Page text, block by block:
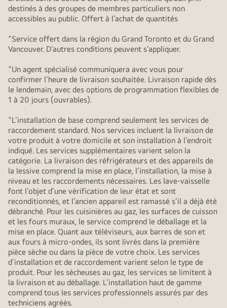
destinés à des groupes de membres particuliers non
accessibles au public. Offert à l’achat de quantités
+Service offert dans la région du Grand Toronto et du Grand
Vancouver. D’autres conditions peuvent s’appliquer.
+Un agent spécialisé communiquera avec vous pour
confirmer l’heure de livraison souhaitée. Livraison rapide dès
le lendemain, avec des options de programmation flexibles de
1 à 20 jours (ouvrables).
+L’installation de base comprend seulement les services de
raccordement standard. Nos services incluent la livraison de
votre produit à votre domicile et son installation à l’endroit
indiqué. Les services supplémentaires varient selon la
catégorie. La livraison des réfrigérateurs et des appareils de
la lessive comprend la mise en place, l’installation, la mise à
niveau et les raccordements nécessaires. Les lave-vaisselle
font l’objet d’une vérification de leur état et sont
reconditionnés, et l’ancien appareil est ramassé s’il a déjà été
débranché. Pour les cuisinières au gaz, les surfaces de cuisson
et les fours muraux, le service comprend le déballage et la
mise en place. Quant aux téléviseurs, aux barres de son et
aux fours à micro-ondes, ils sont livrés dans la première
pièce sèche ou dans la pièce de votre choix. Les services
d’installation et de raccordement varient selon le type de
produit. Pour les sécheuses au gaz, les services se limitent à
la livraison et au déballage. L’installation haut de gamme
comprend tous les services professionnels assurés par des
techniciens agréés.